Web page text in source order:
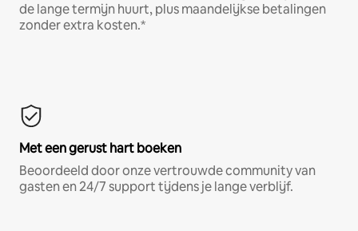
de lange termijn huurt, plus maandelijkse betalingen
zonder extra kosten.*
Met een gerust hart boeken
Beoordeeld door onze vertrouwde community van
gasten en 24/7 support tijdens je lange verblijf.